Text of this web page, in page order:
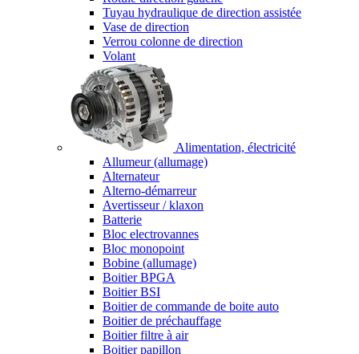
Tuyau hydraulique de direction assistée
Vase de direction
Verrou colonne de direction
Volant
Alimentation, électricité
Allumeur (allumage)
Alternateur
Alterno-démarreur
Avertisseur / klaxon
Batterie
Bloc electrovannes
Bloc monopoint
Bobine (allumage)
Boitier BPGA
Boitier BSI
Boitier de commande de boite auto
Boitier de préchauffage
Boitier filtre à air
Boitier papillon